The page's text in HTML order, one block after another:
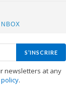
S’INSCRIRE
newsletters at any
.